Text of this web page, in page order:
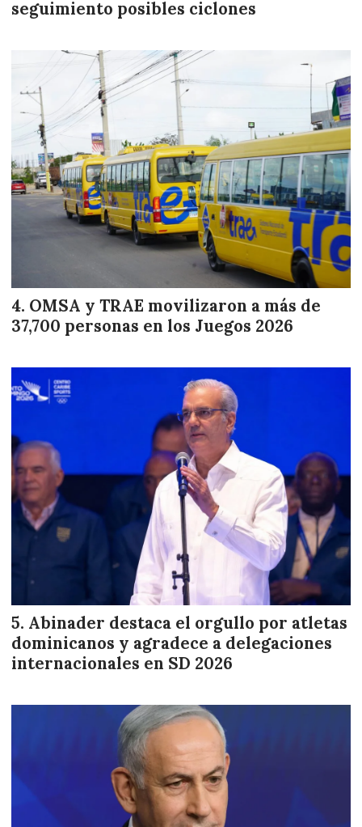
seguimiento posibles ciclones
OMSA y TRAE movilizaron a más de
37,700 personas en los Juegos 2026
Abinader destaca el orgullo por atletas
dominicanos y agradece a delegaciones
internacionales en SD 2026